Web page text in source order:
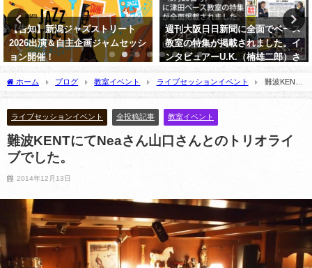
週刊大阪日日新聞に全面でベース
教室の特集が掲載されました。イ
ンタビュアーU.K.（楠雄二郎）さ
セッションハンドブックvol.1 は
SYNCROOMにもおすすめ！【教
則本レビュー】【20200122追
記】
ホーム ブログ 教室イベント ライブセッションイベント
難波KENT
にてNeaさん山口さんとのトリオライブでした。
ライブセッションイベント 全投稿記事 教室イベント
難波KENTにてNeaさん山口さんとのトリオライ
ブでした。
2014年12月13日